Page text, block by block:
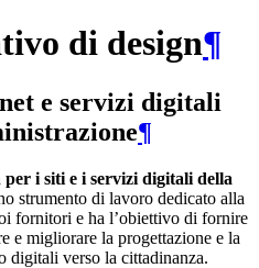
di design¶
e servizi digitali
¶
i siti e i servizi digitali della
strumento di lavoro dedicato alla
fornitori e ha l’obiettivo di fornire
e migliorare la progettazione e la
digitali verso la cittadinanza.